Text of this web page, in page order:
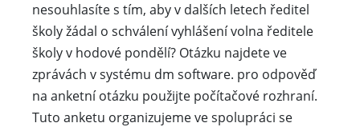
nesouhlasíte s tím, aby v dalších letech ředitel
školy žádal o schválení vyhlášení volna ředitele
školy v hodové pondělí? Otázku najdete ve
zprávách v systému dm software. pro odpověď
na anketní otázku použijte počítačové rozhraní.
Tuto anketu organizujeme ve spolupráci se